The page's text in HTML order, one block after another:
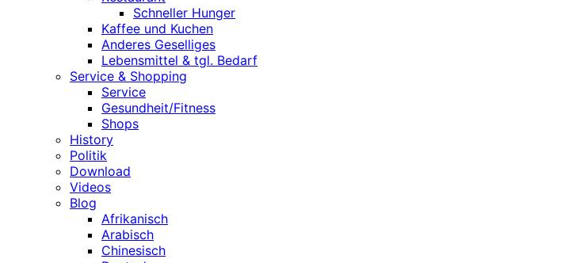
Schneller Hunger
Kaffee und Kuchen
Anderes Geselliges
Lebensmittel & tgl. Bedarf
Service & Shopping
Service
Gesundheit/Fitness
Shops
History
Politik
Download
Videos
Blog
Afrikanisch
Arabisch
Chinesisch